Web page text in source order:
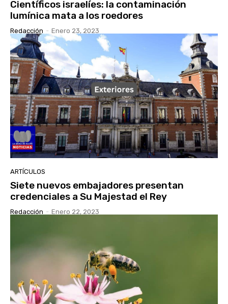
Científicos israelíes: la contaminación
lumínica mata a los roedores
Redacción - Enero 23, 2023
ARTÍCULOS
Siete nuevos embajadores presentan
credenciales a Su Majestad el Rey
Redacción - Enero 22, 2023